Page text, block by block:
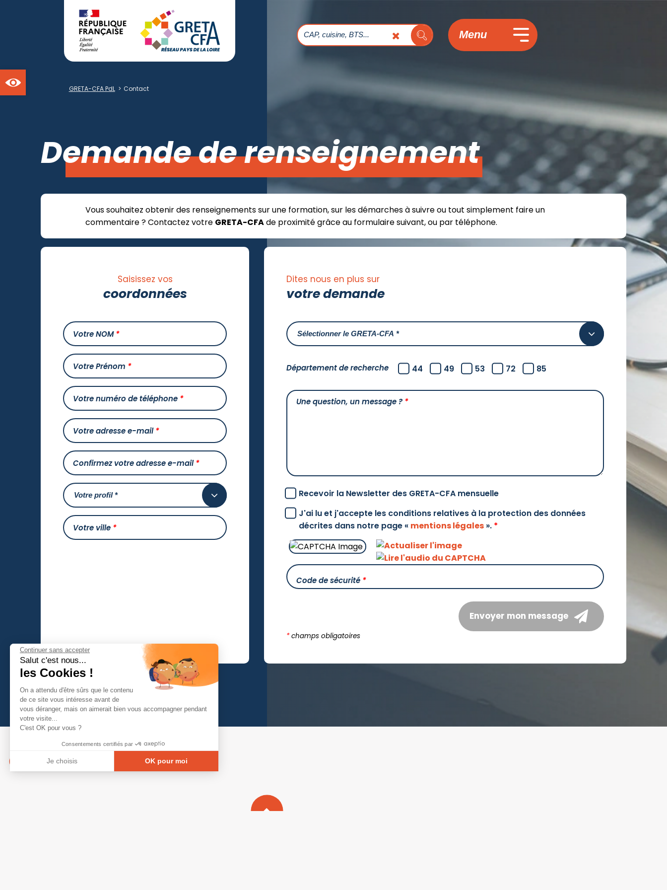
GRETA-CFA PdL > Contact
Menu
Demande de renseignement
Vous souhaitez obtenir des renseignements sur une formation, sur les démarches à suivre ou tout simplement faire un
commentaire ? Contactez votre GRETA-CFAde proximité grâce au formulaire suivant, ou par téléphone.
Saisissez vos
coordonnées
Votre NOM*
Votre Prénom *
Votre numéro de téléphone *
Votre adresse e-mail*
Confirmez votre adresse e-mail*
Votre ville *
Dites nous en plus sur
votre demande
Département de recherche 44 49 53 72 85
Une question, un message ? *
Recevoir la Newsletter des GRETA-CFA mensuelle
J'ai lu et j'accepte les conditions relatives à la protection des données
décrites dans notre page « mentions légales ». *
Code de sécurité *
Envoyer mon message
*champs obligatoires
Ouvrir la barre d'outils
Continuer sans accepter
Salut c'est nous...
les Cookies !
On a attendu d'être sûrs que le contenu
de ce site vous intéresse avant de
vous déranger, mais on aimerait bien vous accompagner pendant
votre visite...
C'est OK pour vous ?
Consentements certifiés par
Je choisis OK pour moi
Notre plateforme vous permet d'adapter et de gérer vos paramètres de confidentialité, en garantissant la conformité avec les réglementations.